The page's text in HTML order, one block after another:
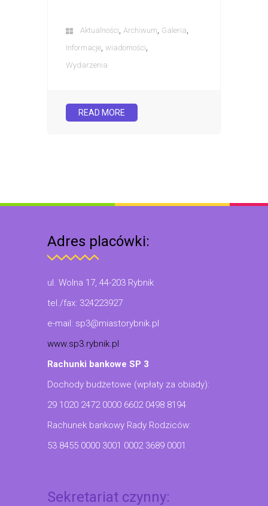
Aktualności, Archiwum, Galeria,
Informacje, wiadomości,
Wydarzenia
READ MORE
Adres placówki:
ul. Wolna 17, 44-203 Rybnik
tel./fax: 324223927
e-mail: sp3@miastorybnik.pl
www.sp3.rybnik.pl
Rachunki bankowe SP 3
Dochody budżetowe (wpłaty za obiady):
29 1020 2472 0000 6602 0498 8194
Rachunek bankowy Rady Rodziców:
53 8455 0000 3001 0002 3689 0001
Sekretariat czynny: